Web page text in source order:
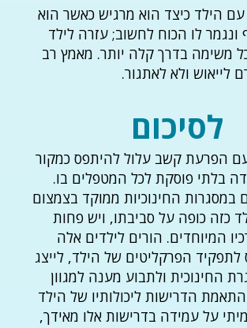
הילד כיצד הוא מרגיש כאשר הוא
ונגמר לו הכוח לחשוב; עזרה לילד
משימה בדרך קלה יותר. מאמץ רב
לייאוש ולא לאתגור.
לסיכום
הפרעת קשב עלול להיתפס כמקור
בלתי פוסקת לכל המטפלים בו.
במסגרות החינוכיות ממוקד בצמצום
כזה כופה על סביבתו, ויש פחות
המיוחדים. הורים לילדים אלה
לתפקיד הפרקליטים של הילד, לייצג
החינוכית ולתבוע מענה למגוון
הדרישות ליכולותיו של הילד
על עמידה בדרישות אלו מאידך,